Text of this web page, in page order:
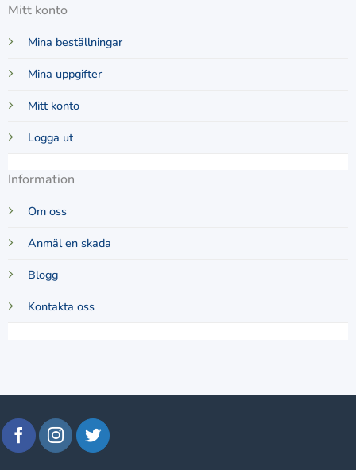
Mitt konto
Mina beställningar
Mina uppgifter
Mitt konto
Logga ut
Information
Om oss
Anmäl en skada
Blogg
Kontakta oss